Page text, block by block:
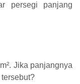
persegi panjang
Jika panjangnya